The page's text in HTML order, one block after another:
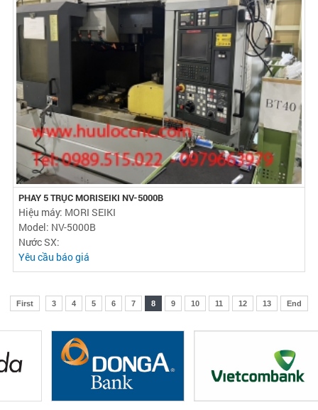
PHAY 5 TRỤC MORISEIKI NV-5000B
Hiệu máy: MORI SEIKI
Model: NV-5000B
Nước SX:
Yêu cầu báo giá
First 3 4 5 6 7 8 9 10 11 12 13 End